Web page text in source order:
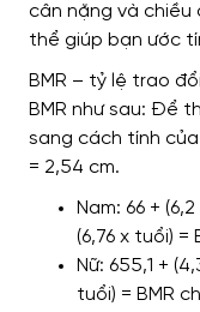
cân nặng và chiều
thể giúp bạn ước
BMR – tỷ lệ trao
BMR như sau: Để
sang cách tính của
= 2,54 cm.
Nam: 66 +
(6,76 x tuổi) =
Nữ: 655,1 +
tuổi) = BMR